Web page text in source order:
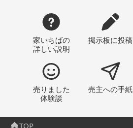
家いちばの
詳しい説明
掲示板に投稿
売りました
体験談
売主への手紙
TOP